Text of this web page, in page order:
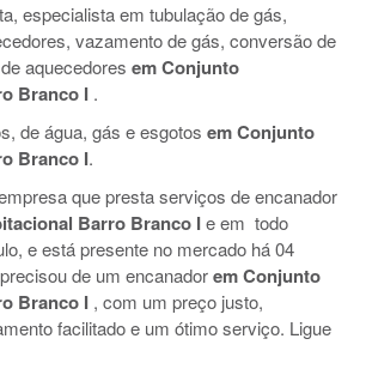
especialista em tubulação de gás,
vazamento de gás, conversão de
aquecedores em Conjunto
Branco I .
de água, gás e esgotos em Conjunto
Branco I.
que presta serviços de encanador
Barro Branco Ie em todo
e está presente no mercado há 04
de um encanadorem Conjunto
Branco I , com um preço justo,
facilitado e um ótimo serviço. Ligue